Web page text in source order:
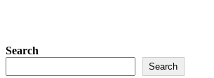
Search
Search